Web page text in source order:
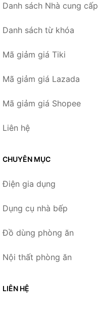
Danh sách Nhà cung cấp
Danh sách từ khóa
Mã giảm giá Tiki
Mã giảm giá Lazada
Mã giảm giá Shopee
Liên hệ
CHUYÊN MỤC
Điện gia dụng
Dụng cụ nhà bếp
Đồ dùng phòng ăn
Nội thất phòng ăn
LIÊN HỆ